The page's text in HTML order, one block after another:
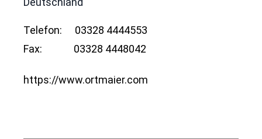
Telefon:
03328 4444553
Fax:
03328 4448042
https://www.ortmaier.com